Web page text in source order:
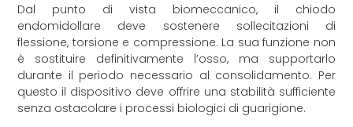
Dal punto di vista biomeccanico, il chiodo
endomidollare deve sostenere sollecitazioni di
flessione, torsione e compressione. La sua funzione non
è sostituire definitivamente l’osso, ma supportarlo
durante il periodo necessario al consolidamento. Per
questo il dispositivo deve offrire una stabilità sufficiente
senza ostacolare i processi biologici di guarigione.